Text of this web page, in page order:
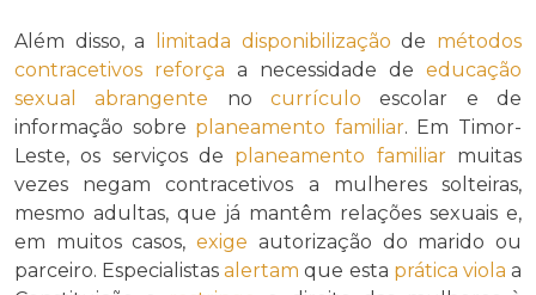
Além disso, a limitada disponibilização de métodos
contracetivos reforça a necessidade de educação
sexual
abrangente nocurrículo escolar e de
informação sobre planeamento familiar. Em Timor-
Leste, os serviços de planeamento familiarmuitas
vezes negam contracetivos a mulheres solteiras,
mesmo adultas, que já mantêm relações sexuais e,
em muitos casos,exige autorização do marido ou
parceiro. Especialistasalertam que esta prática viola a